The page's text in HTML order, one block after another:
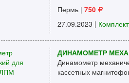
Пермь | 750
27.09.2023 |
ДИНАМОМЕТР
Динамометр
кассетных